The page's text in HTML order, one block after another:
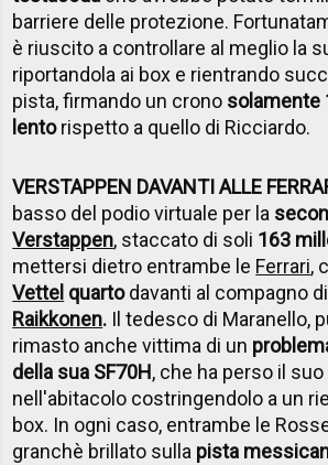
barriere delle protezione.
è riuscito a controllare al meglio la
riportandola ai box e rientrando
pista, firmando un crono solamente
lentorispetto a quello di Ricciardo.
VERSTAPPEN DAVANTI ALLE
basso del podio virtuale per la
Verstappen, staccato di soli 163
mettersi dietro entrambe le Ferrari,
Vettel quartodavanti al compagno
Raikkonen. Il tedesco di Maranello,
rimasto anche vittima di un
della sua SF70H, che ha perso il
nell'abitacolo costringendolo a un
box. In ogni caso, entrambe le
granchè brillato sulla pista